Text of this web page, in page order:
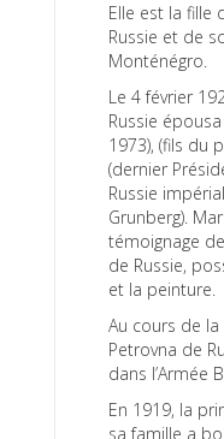
Elle est la fille
Russie et de
Monténégro.
Le 4 février
Russie
1973), (fils du
(dernier
Russie
Grunberg).
témoignage
de Russie,
et la peinture.
Au cours de
Petrovna de
dans l’Armée
En 1919, la
sa famille a